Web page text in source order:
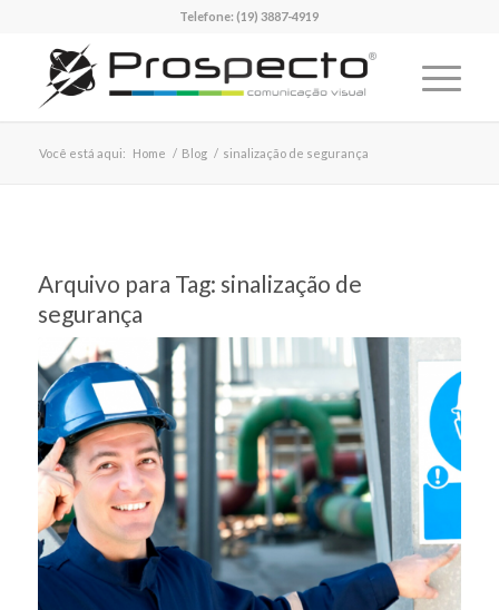
Telefone:(19) 3887-4919
Você está aqui: Home / Blog / sinalização de segurança
Arquivo para Tag: sinalização de
segurança